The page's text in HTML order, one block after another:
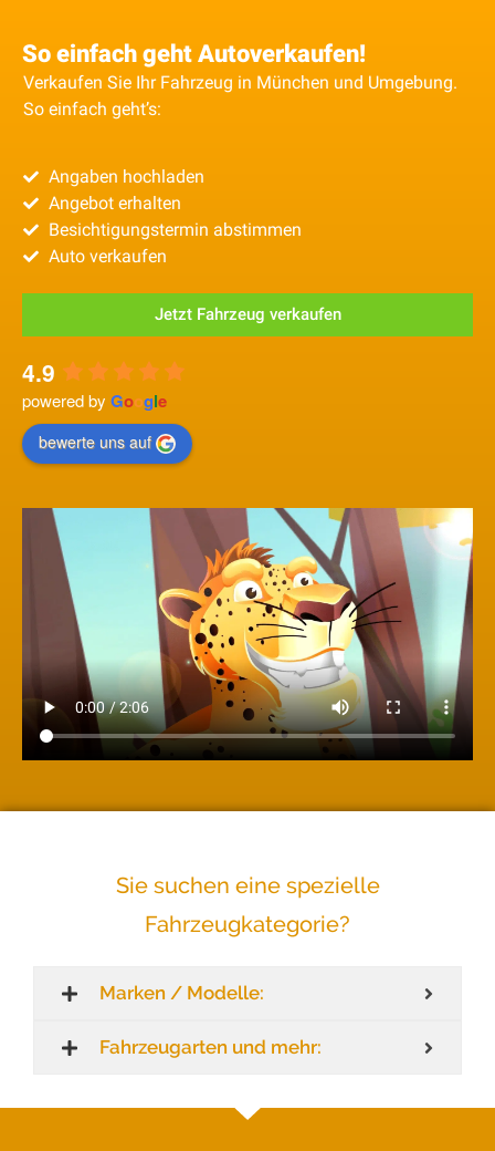
So einfach geht Autoverkaufen!
Verkaufen Sie Ihr Fahrzeug in München und Umgebung.
So einfach geht’s:
Angaben hochladen
Angebot erhalten
Besichtigungstermin abstimmen
Auto verkaufen
Jetzt Fahrzeug verkaufen
4.9
powered by Google
bewerte uns auf
Sie suchen eine spezielle
Fahrzeugkategorie?
Marken / Modelle:
Fahrzeugarten und mehr: